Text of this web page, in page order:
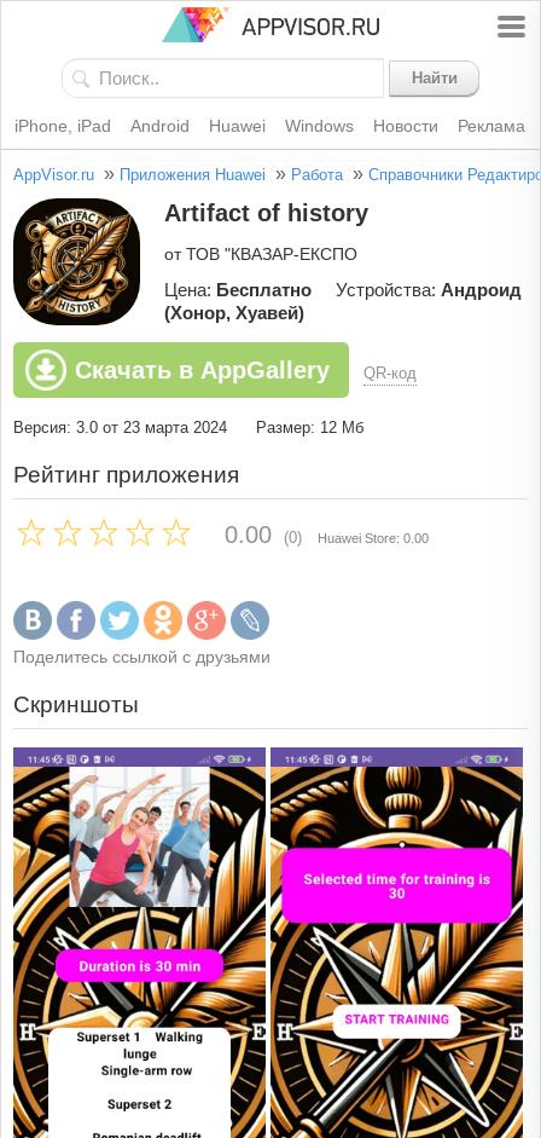
Найти
iPhone, iPad Android Huawei Windows Новости Реклама
AppVisor.ru » Приложения Huawei » Работа » Справочники
Artifact of history
от ТОВ "КВАЗАР-ЕКСПО
Цена: Бесплатно Устройства: Андроид
(Хонор, Хуавей)
Скачать в AppGallery QR-код
Версия: 3.0 от 23 марта 2024 Размер: 12 Мб
Рейтинг приложения
0.00 (0) Huawei Store: 0.00
Поделитесь ссылкой с друзьями
Скриншоты